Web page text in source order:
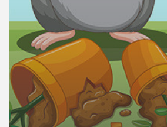
ข่าว
และ
กิจกรรม
เกี่ยว
กับ
เรา